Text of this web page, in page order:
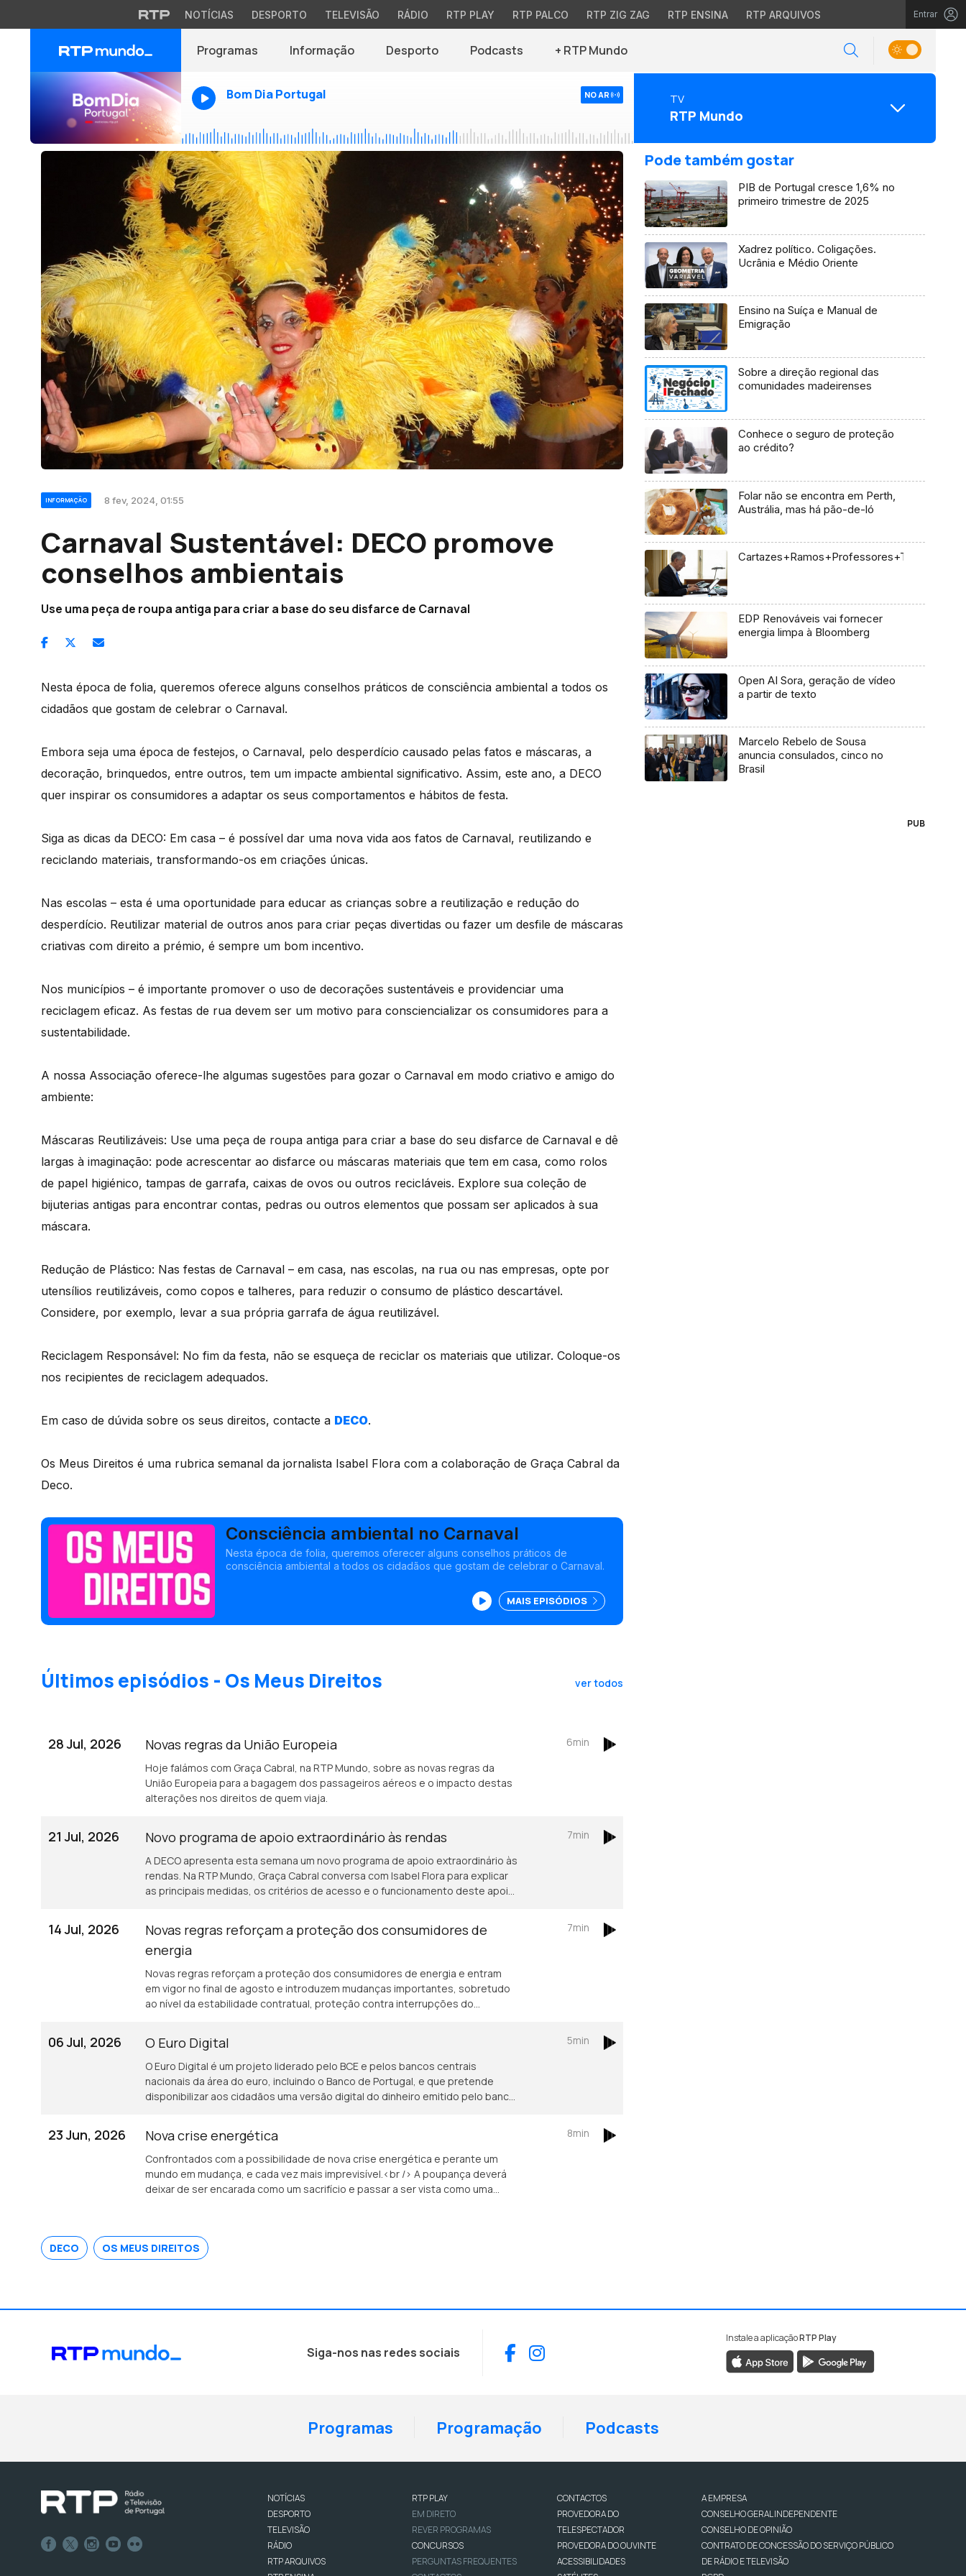
NOTÍCIAS DESPORTO TELEVISÃO RÁDIO RTP PLAY RTP PALCO RTP ZIG ZAG RTP ENSINA RTP ARQUIVOS Entrar
Programas Informação Desporto Podcasts + RTP Mundo
Bom Dia Portugal NO AR TV
RTP Mundo
INFORMAÇÃO 8 fev, 2024, 01:55
Carnaval Sustentável: DECO promove
conselhos ambientais
Use uma peça de roupa antiga para criar a base do seu disfarce de Carnaval
Nesta época de folia, queremos oferece alguns conselhos práticos de consciência ambiental a todos os
cidadãos que gostam de celebrar o Carnaval.
Embora seja uma época de festejos, o Carnaval, pelo desperdício causado pelas fatos e máscaras, a
decoração, brinquedos, entre outros, tem um impacte ambiental significativo. Assim, este ano, a DECO
quer inspirar os consumidores a adaptar os seus comportamentos e hábitos de festa.
Siga as dicas da DECO: Em casa – é possível dar uma nova vida aos fatos de Carnaval, reutilizando e
reciclando materiais, transformando-os em criações únicas.
Nas escolas – esta é uma oportunidade para educar as crianças sobre a reutilização e redução do
desperdício. Reutilizar material de outros anos para criar peças divertidas ou fazer um desfile de máscaras
criativas com direito a prémio, é sempre um bom incentivo.
Nos municípios – é importante promover o uso de decorações sustentáveis e providenciar uma
reciclagem eficaz. As festas de rua devem ser um motivo para consciencializar os consumidores para a
sustentabilidade.
A nossa Associação oferece-lhe algumas sugestões para gozar o Carnaval em modo criativo e amigo do
ambiente:
Máscaras Reutilizáveis: Use uma peça de roupa antiga para criar a base do seu disfarce de Carnaval e dê
largas à imaginação: pode acrescentar ao disfarce ou máscaras materiais que tem em casa, como rolos
de papel higiénico, tampas de garrafa, caixas de ovos ou outros recicláveis. Explore sua coleção de
bijuterias antigas para encontrar contas, pedras ou outros elementos que possam ser aplicados à sua
máscara.
Redução de Plástico: Nas festas de Carnaval – em casa, nas escolas, na rua ou nas empresas, opte por
utensílios reutilizáveis, como copos e talheres, para reduzir o consumo de plástico descartável.
Considere, por exemplo, levar a sua própria garrafa de água reutilizável.
Reciclagem Responsável: No fim da festa, não se esqueça de reciclar os materiais que utilizar. Coloque-os
nos recipientes de reciclagem adequados.
Em caso de dúvida sobre os seus direitos, contacte a DECO.
Os Meus Direitos é uma rubrica semanal da jornalista Isabel Flora com a colaboração de Graça Cabral da
Deco.
Consciência ambiental no Carnaval
Nesta época de folia, queremos oferecer alguns conselhos práticos de
consciência ambiental a todos os cidadãos que gostam de celebrar o Carnaval.
MAIS EPISÓDIOS
Últimos episódios - Os Meus Direitos ver todos
28 Jul, 2026 Novas regras da União Europeia
Hoje falámos com Graça Cabral, na RTP Mundo, sobre as novas regras da
União Europeia para a bagagem dos passageiros aéreos e o impacto destas
alterações nos direitos de quem viaja.
6min
21 Jul, 2026 Novo programa de apoio extraordinário às rendas
A DECO apresenta esta semana um novo programa de apoio extraordinário às
rendas. Na RTP Mundo, Graça Cabral conversa com Isabel Flora para explicar
as principais medidas, os critérios de acesso e o funcionamento deste apoio
pedidos de ajuda à DECO a aumentarem 67% este ano.
7min
14 Jul, 2026
Novas regras reforçam a proteção dos consumidores de
energia
Novas regras reforçam a proteção dos consumidores de energia e entram
em vigor no final de agosto e introduzem mudanças importantes, sobretudo
ao nível da estabilidade contratual, proteção contra interrupções do
7min
06 Jul, 2026 O Euro Digital
O Euro Digital é um projeto liderado pelo BCE e pelos bancos centrais
nacionais da área do euro, incluindo o Banco de Portugal, e que pretende
disponibilizar aos cidadãos uma versão digital do dinheiro emitido pelo banco
5min
23 Jun, 2026 Nova crise energética
Confrontados com a possibilidade de nova crise energética e perante um
mundo em mudança, e cada vez mais imprevisível.<br /> A poupança deverá
deixar de ser encarada como um sacrifício e passar a ser vista como uma
8min
DECO OS MEUS DIREITOS
Pode também gostar
PIB de Portugal cresce 1,6% no
primeiro trimestre de 2025
Xadrez político. Coligações.
Ucrânia e Médio Oriente
Ensino na Suíça e Manual de
Emigração
Sobre a direção regional das
comunidades madeirenses
Conhece o seguro de proteção
ao crédito?
Folar não se encontra em Perth,
Austrália, mas há pão-de-ló
EDP Renováveis vai fornecer
energia limpa à Bloomberg
Open AI Sora, geração de vídeo
a partir de texto
Marcelo Rebelo de Sousa
anuncia consulados, cinco no
Brasil
PUB
Siga-nos nas redes sociais Facebook
Instagram
Instale a aplicaçãoRTP Play
Programas Programação Podcasts
NOTÍCIAS
DESPORTO
TELEVISÃO
RÁDIO
RTP ARQUIVOS
RTP PLAY
EM DIRETO
REVER PROGRAMAS
CONCURSOS
PERGUNTAS FREQUENTES
CONTACTOS
PROVEDORA DO
TELESPECTADOR
PROVEDORA DO OUVINTE
ACESSIBILIDADES
A EMPRESA
CONSELHO GERAL INDEPENDENTE
CONSELHO DE OPINIÃO
CONTRATO DE CONCESSÃO DO SERVIÇO PÚBLICO
DE RÁDIO E TELEVISÃO